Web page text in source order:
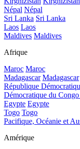
Népal Népal
Sri Lanka Sri Lanka
Laos Laos
Maldives Maldives
Afrique
Maroc Maroc
Madagascar Madagascar
République
Démocratique du
Egypte Egypte
Togo Togo
Pacifique, Océanie et
Amérique